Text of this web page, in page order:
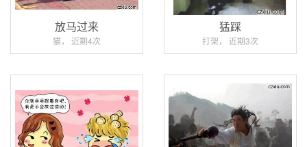
放马过来
猫， 近期4次
猛踩
打架， 近期3次